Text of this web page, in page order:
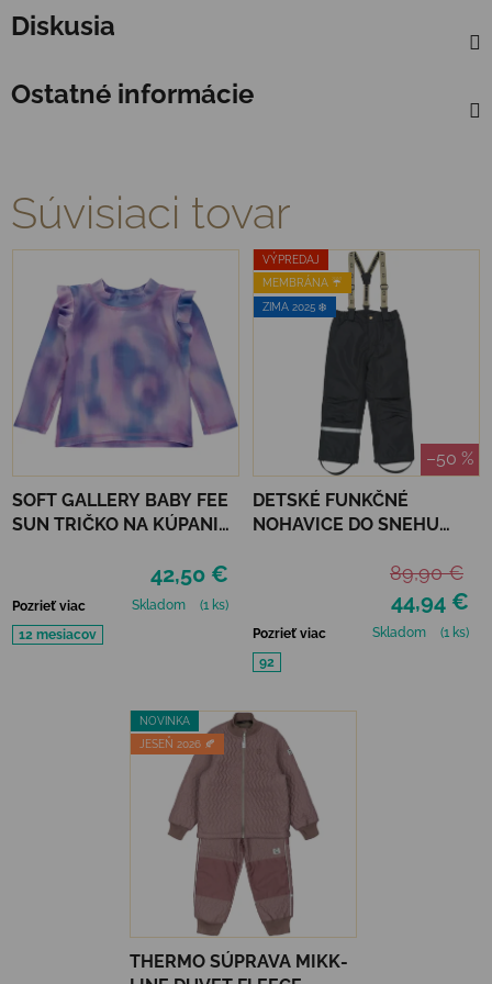
Diskusia
Ostatné informácie
Súvisiaci tovar
SOFT GALLERY BABY FEE
SUN TRIČKO NA KÚPANIE
42,50 €
Pozrieť viac Skladom
(1 ks)
12 mesiacov
VÝPREDAJ
MEMBRÁNA ☔️
ZIMA 2025 ❄️
–50 %
DETSKÉ FUNKČNÉ
NOHAVICE DO SNEHU
44,94 €
89,90 €
Pozrieť viac Skladom
(1 ks)
92
NOVINKA
JESEŇ 2026 🍂
THERMO SÚPRAVA MIKK-